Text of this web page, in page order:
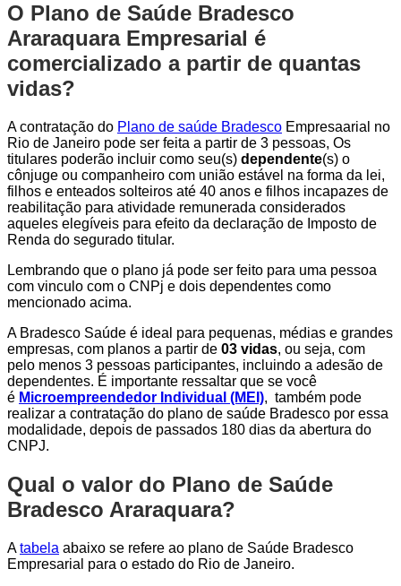
O Plano de Saúde Bradesco
Araraquara Empresarial é
comercializado a partir de quantas
vidas?
A contratação do Plano de saúde Bradesco Empresaarial no
Rio de Janeiro pode ser feita a partir de 3 pessoas, Os
titulares poderão incluir como seu(s) dependente(s) o
cônjuge ou companheiro com união estável na forma da lei,
filhos e enteados solteiros até 40 anos e filhos incapazes de
reabilitação para atividade remunerada considerados
aqueles elegíveis para efeito da declaração de Imposto de
Renda do segurado titular.
Lembrando que o plano já pode ser feito para uma pessoa
com vinculo com o CNPj e dois dependentes como
mencionado acima.
A Bradesco Saúde é ideal para pequenas, médias e grandes
empresas, com planos a partir de 03 vidas, ou seja, com
pelo menos 3 pessoas participantes, incluindo a adesão de
dependentes. É importante ressaltar que se você
é Microempreendedor Individual (MEI), também pode
realizar a contratação do plano de saúde Bradesco por essa
modalidade, depois de passados 180 dias da abertura do
CNPJ.
Qual o valor do Plano de Saúde
Bradesco Araraquara?
Atabela abaixo se refere ao plano de Saúde Bradesco
Empresarial para o estado do Rio de Janeiro.